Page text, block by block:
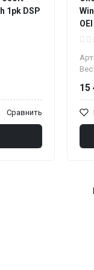
1pk DSP
Сравнить
Вес:
15